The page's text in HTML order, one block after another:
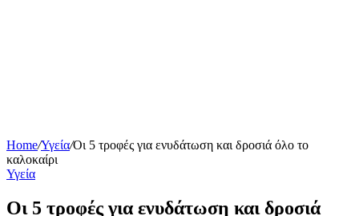
Home/Υγεία/Οι 5 τροφές για ενυδάτωση και δροσιά όλο το
καλοκαίρι
Υγεία
Οι 5 τροφές για ενυδάτωση και δροσιά